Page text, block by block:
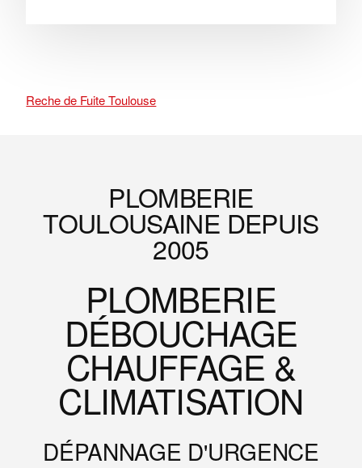
Reche de Fuite Toulouse
PLOMBERIE
TOULOUSAINE DEPUIS
2005
PLOMBERIE
DÉBOUCHAGE
CHAUFFAGE &
CLIMATISATION
DÉPANNAGE D'URGENCE